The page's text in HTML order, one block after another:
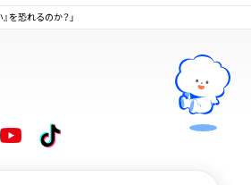
を恐れるのか？」